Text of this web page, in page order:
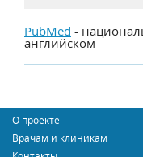
PubMed -
английском
О проекте
Врачам и клиникам